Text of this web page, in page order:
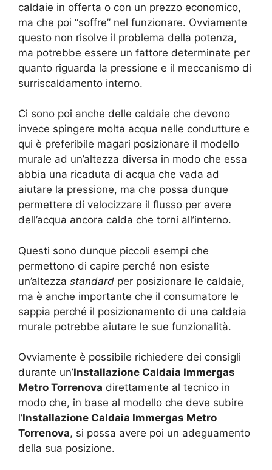
caldaie in offerta o con un prezzo economico,
ma che poi “soffre” nel funzionare. Ovviamente
questo non risolve il problema della potenza,
ma potrebbe essere un fattore determinate per
quanto riguarda la pressione e il meccanismo di
surriscaldamento interno.
Ci sono poi anche delle caldaie che devono
invece spingere molta acqua nelle condutture e
qui è preferibile magari posizionare il modello
murale ad un’altezza diversa in modo che essa
abbia una ricaduta di acqua che vada ad
aiutare la pressione, ma che possa dunque
permettere di velocizzare il flusso per avere
dell’acqua ancora calda che torni all’interno.
Questi sono dunque piccoli esempi che
permettono di capire perché non esiste
un’altezza standard per posizionare le caldaie,
ma è anche importante che il consumatore le
sappia perché il posizionamento di una caldaia
murale potrebbe aiutare le sue funzionalità.
Ovviamente è possibile richiedere dei consigli
durante un’Installazione Caldaia Immergas
Metro Torrenova direttamente al tecnico in
modo che, in base al modello che deve subire
l’Installazione Caldaia Immergas Metro
Torrenova, si possa avere poi un adeguamento
della sua posizione.